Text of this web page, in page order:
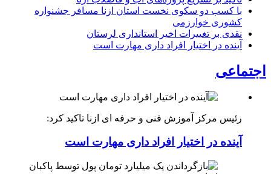
با کسب دو سکوی نخست استان ازنا مسافر جشنواره
کشوری خوارزمی
نقدی بر تغییرات اخیر استانداری لرستان
آینده در اختیار افراد داری مهارت است
اجتماعی
رئیس مرکز آموزش فنی و حرفه ای ازنا تاکید کرد:
آینده در اختیار افراد داری مهارت است